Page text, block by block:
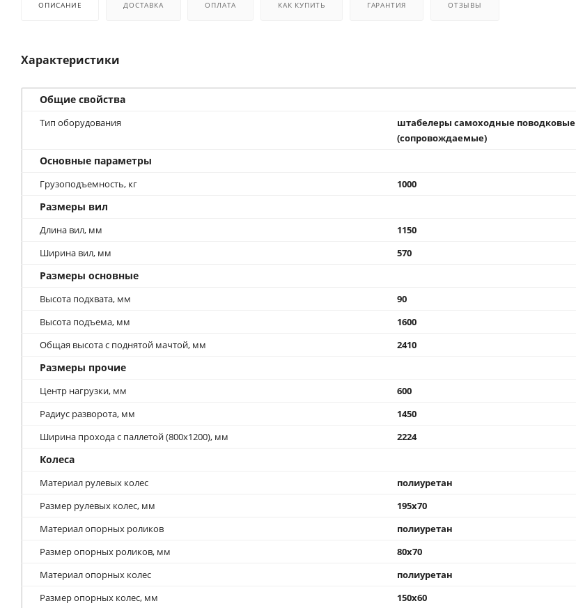
ОПИСАНИЕ ДОСТАВКА ОПЛАТА КАК КУПИТЬ ГАРАНТИЯ ОТЗЫВЫ
Характеристики
Общие свойства
Тип оборудования
штабелеры самоходные поводковые
(сопровождаемые)
Основные параметры
Грузоподъемность, кг 1000
Размеры вил
Длина вил, мм
1150
Ширина вил, мм
570
Размеры основные
Высота подхвата, мм
90
Высота подъема, мм
1600
Общая высота с поднятой мачтой, мм
2410
Размеры прочие
Центр нагрузки, мм
600
Радиус разворота, мм
1450
Ширина прохода с паллетой (800х1200), мм
2224
Колеса
Материал рулевых колес
полиуретан
Размер рулевых колес, мм
195x70
Материал опорных роликов
полиуретан
Размер опорных роликов, мм
80x70
Материал опорных колес
полиуретан
Размер опорных колес, мм
150x60